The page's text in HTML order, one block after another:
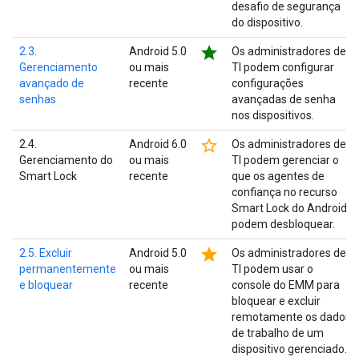
desafio de segurança
do dispositivo.
2.3.
Gerenciamento
avançado de
senhas
Android 5.0
ou mais
recente
star
Os administradores de
TI podem configurar
configurações
avançadas de senha
nos dispositivos.
2.4.
Gerenciamento do
Smart Lock
Android 6.0
ou mais
recente
star_border
Os administradores de
TI podem gerenciar o
que os agentes de
confiança no recurso
Smart Lock do Android
podem desbloquear.
2.5. Excluir
permanentemente
e bloquear
Android 5.0
ou mais
recente
star
Os administradores de
TI podem usar o
console do EMM para
bloquear e excluir
remotamente os dados
de trabalho de um
dispositivo gerenciado.